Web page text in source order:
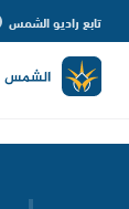
تابع راديو الشمس